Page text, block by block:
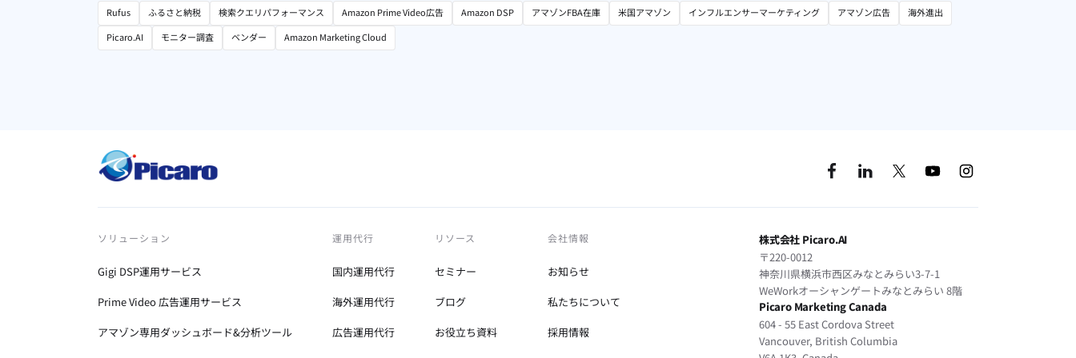
Rufus ふるさと納税 検索クエリパフォーマンス Amazon Prime Video広告 Amazon DSP アマゾンFBA在庫 米国アマゾン インフルエンサーマーケティング アマゾン広告
海外進出
Picaro.AI
モニター調査 ベンダー Amazon Marketing Cloud
ソリューション
Gigi DSP運用サービス
Prime Video 広告運用サービス
アマゾン専用ダッシュボード&分析ツール
運用代行
国内運用代行
海外運用代行
広告運用代行
リソース
セミナー
ブログ
お役立ち資料
会社情報
お知らせ
私たちについて
採用情報
株式会社 Picaro.AI
〒220-0012
神奈川県横浜市西区みなとみらい3-7-1
WeWorkオーシャンゲートみなとみらい 8階
Picaro Marketing Canada
604 - 55 East Cordova Street
Vancouver, British Columbia